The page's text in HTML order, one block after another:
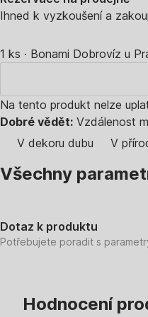
Ihned k vyzkoušení a
1 ks · Bonami Dobrovíz u
Na tento produkt nelze
Dobré vědět: Vzdálenost
V dekoru dubu
V
Všechny
Dotaz k produktu
Potřebujete poradit s
Hodnocení